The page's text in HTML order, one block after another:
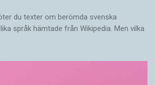
du texter om berömda svenska
språk hämtade från Wikipedia. Men vilka